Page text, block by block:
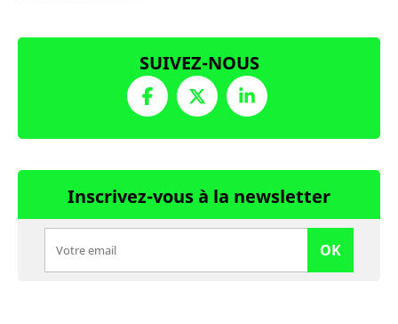
SUIVEZ-NOUS
Inscrivez-vous à la newsletter
OK